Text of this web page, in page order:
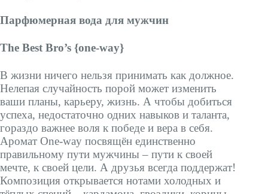
Парфюмерная вода для мужчин
The Best Bro’s {one-way}
В жизни ничего нельзя принимать как должное.
Нелепая случайность порой может изменить
ваши планы, карьеру, жизнь. А чтобы добиться
успеха, недостаточно одних навыков и таланта,
гораздо важнее воля к победе и вера в себя.
Аромат One-way посвящён единственно
правильному пути мужчины – пути к своей
мечте, к своей цели. А друзья всегда поддержат!
Композиция открывается нотами холодных и